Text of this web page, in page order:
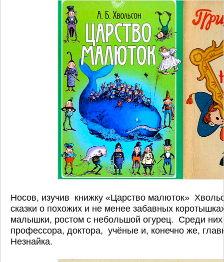
Носов, изучив книжку «Царство малюток»
сказки о похожих и не менее забавных
малышки, ростом с небольшой огурец. Среди
профессора, доктора, учёные и, конечно же,
Незнайка.